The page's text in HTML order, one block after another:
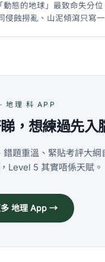
動態的地球」最致命失分
侵蝕撈亂、山泥傾瀉只寫
地理 科 APP
，想練過先入
錯題重溫、緊貼考評大綱
Level 5 其實唔係天賦。
多 地理 App →